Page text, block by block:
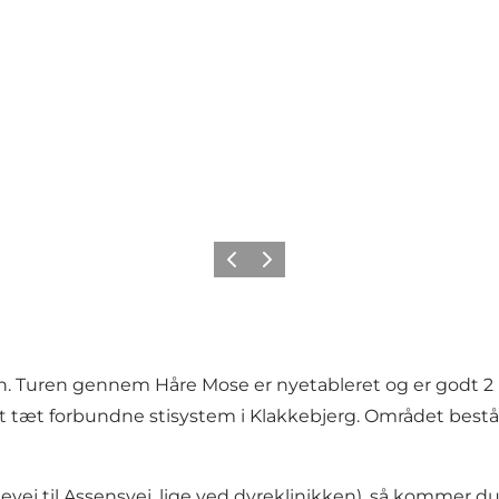
ForrigeNæste
Turen gennem Håre Mose er nyetableret og er godt
tæt forbundne stisystem i Klakkebjerg. Området